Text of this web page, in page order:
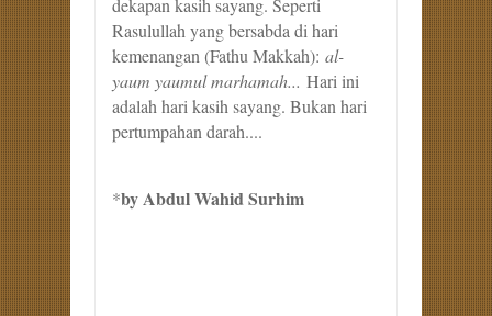
dekapan kasih sayang. Seperti
Rasulullah yang bersabda di hari
kemenangan (Fathu Makkah): al-
yaum yaumul marhamah... Hari ini
adalah hari kasih sayang. Bukan hari
pertumpahan darah....
*by Abdul Wahid Surhim